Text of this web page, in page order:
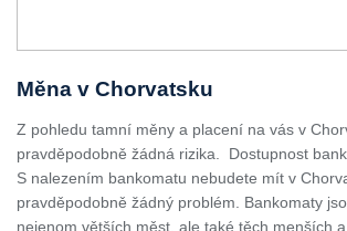
Měna v Chorvatsku
Z pohledu tamní měny a placení na vás v
pravděpodobně žádná rizika. Dostupnost
S nalezením bankomatu nebudete mít v
pravděpodobně žádný problém. Bankomaty
nejenom větších měst, ale také těch menších